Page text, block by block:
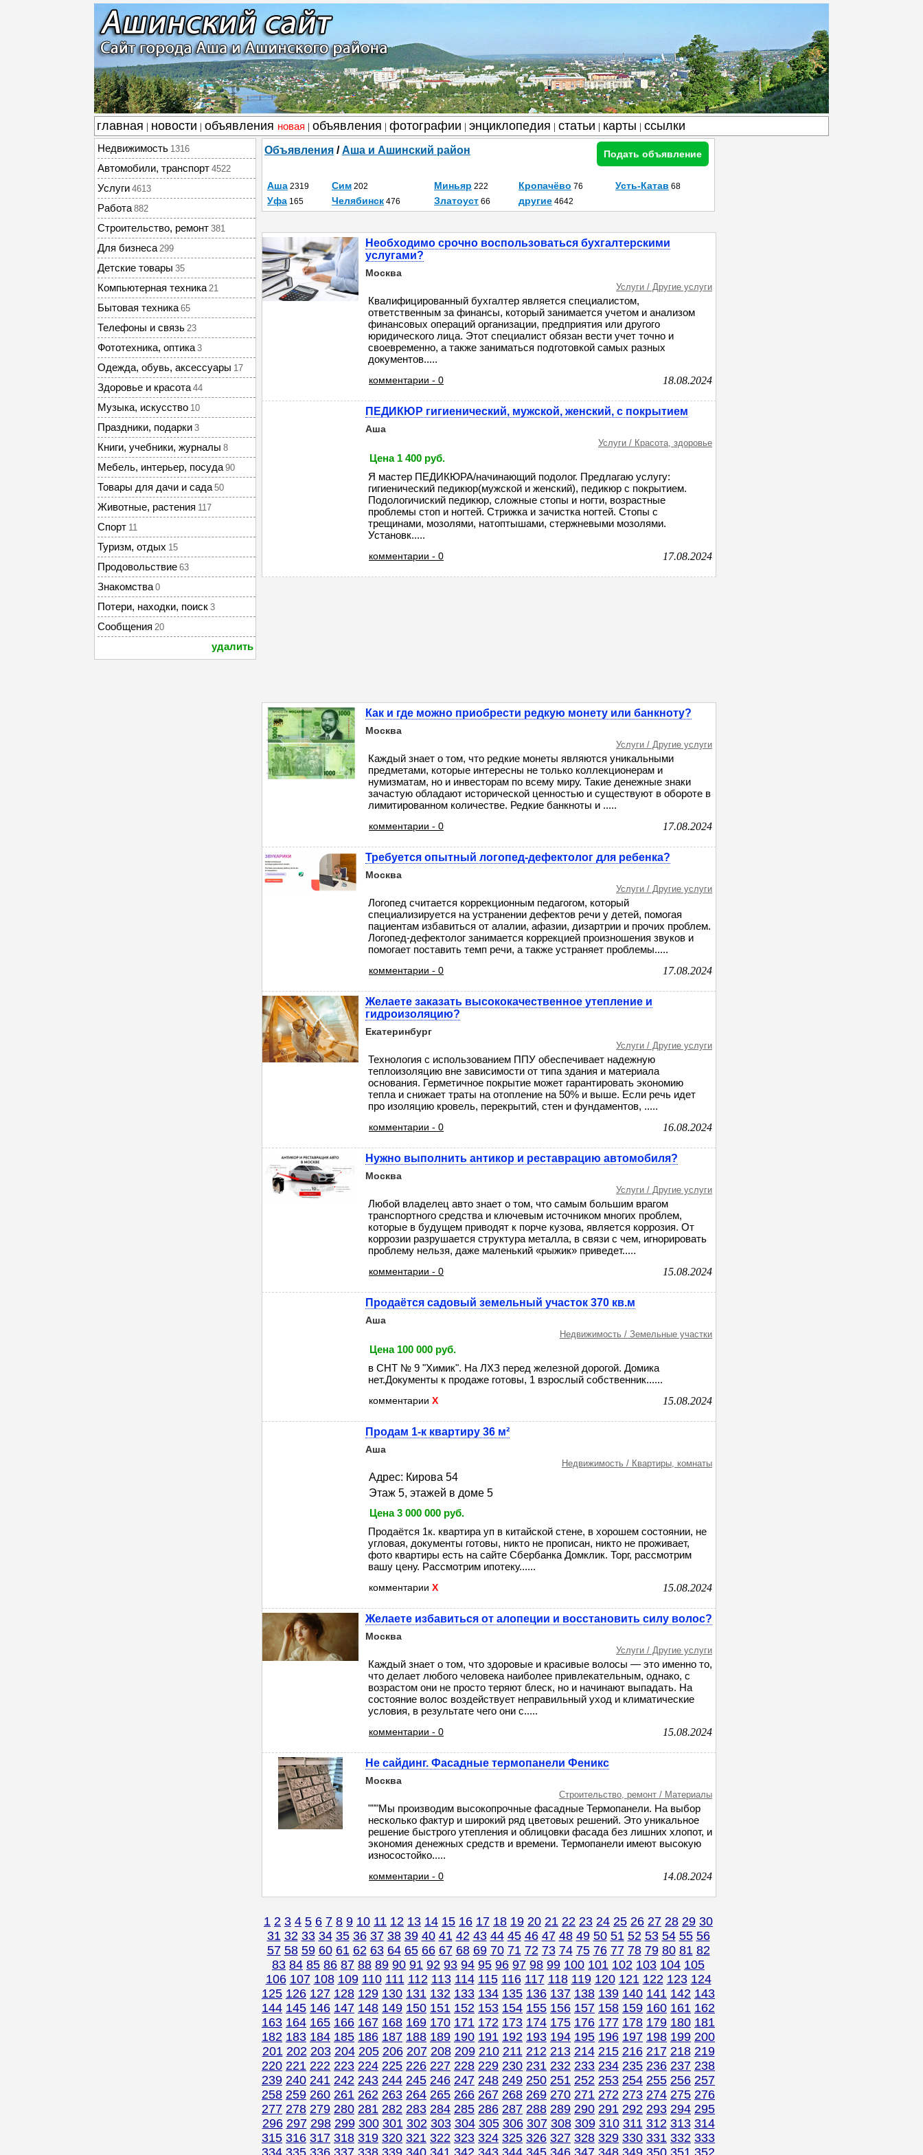
главная новости объявления новая объявления фотографии энциклопедия статьи карты ссылки
Недвижимость 1316
Автомобили, транспорт 4522
Услуги 4613
Работа 882
Строительство, ремонт 381
Для бизнеса 299
Детские товары 35
Компьютерная техника 21
Бытовая техника 65
Телефоны и связь 23
Фототехника, оптика 3
Одежда, обувь, аксессуары 17
Здоровье и красота 44
Музыка, искусство 10
Праздники, подарки 3
Книги, учебники, журналы 8
Мебель, интерьер, посуда 90
Товары для дачи и сада 50
Животные, растения 117
Спорт 11
Туризм, отдых 15
Продовольствие 63
Знакомства 0
Потери, находки, поиск 3
Сообщения 20
удалить
Объявления /Аша и Ашинский район Подать объявление
Аша 2319 Сим 202 Миньяр 222 Кропачёво 76 Усть-Катав 68
Уфа 165 Челябинск 476 Златоуст 66 другие 4642
Необходимо срочно воспользоваться бухгалтерскими
услугами?
Москва
Услуги / Другие услуги
Квалифицированный бухгалтер является специалистом,
ответственным за финансы, который занимается учетом и анализом
финансовых операций организации, предприятия или другого
юридического лица. Этот специалист обязан вести учет точно и
своевременно, а также заниматься подготовкой самых разных
документов.....
комментарии - 0 18.08.2024
ПЕДИКЮР гигиенический, мужской, женский, с покрытием
Аша
Услуги / Красота, здоровье
Цена 1 400 руб.
Я мастер ПЕДИКЮРА/начинающий подолог. Предлагаю услугу:
гигиенический педикюр(мужской и женский), педикюр с покрытием.
Подологичиский педикюр, сложные стопы и ногти, возрастные
проблемы стоп и ногтей. Стрижка и зачистка ногтей. Стопы с
трещинами, мозолями, натоптышами, стержневыми мозолями.
Установк.....
комментарии - 0 17.08.2024
Как и где можно приобрести редкую монету или банкноту?
Москва
Услуги / Другие услуги
Каждый знает о том, что редкие монеты являются уникальными
предметами, которые интересны не только коллекционерам и
нумизматам, но и инвесторам по всему миру. Такие денежные знаки
зачастую обладают исторической ценностью и существуют в обороте в
лимитированном количестве. Редкие банкноты и .....
комментарии - 0 17.08.2024
Требуется опытный логопед-дефектолог для ребенка?
Москва
Услуги / Другие услуги
Логопед считается коррекционным педагогом, который
специализируется на устранении дефектов речи у детей, помогая
пациентам избавиться от алалии, афазии, дизартрии и прочих проблем.
Логопед-дефектолог занимается коррекцией произношения звуков и
помогает поставить темп речи, а также устраняет проблемы.....
комментарии - 0 17.08.2024
Желаете заказать высококачественное утепление и
гидроизоляцию?
Екатеринбург
Услуги / Другие услуги
Технология с использованием ППУ обеспечивает надежную
теплоизоляцию вне зависимости от типа здания и материала
основания. Герметичное покрытие может гарантировать экономию
тепла и снижает траты на отопление на 50% и выше. Если речь идет
про изоляцию кровель, перекрытий, стен и фундаментов, .....
комментарии - 0 16.08.2024
Нужно выполнить антикор и реставрацию автомобиля?
Москва
Услуги / Другие услуги
Любой владелец авто знает о том, что самым большим врагом
транспортного средства и ключевым источником многих проблем,
которые в будущем приводят к порче кузова, является коррозия. От
коррозии разрушается структура металла, в связи с чем, игнорировать
проблему нельзя, даже маленький «рыжик» приведет.....
комментарии - 0 15.08.2024
Продаётся садовый земельный участок 370 кв.м
Аша
Недвижимость / Земельные участки
Цена 100 000 руб.
в СНТ № 9 "Химик". На ЛХЗ перед железной дорогой. Домика
нет.Документы к продаже готовы, 1 взрослый собственник......
комментарии X 15.08.2024
Продам 1-к квартиру 36 м²
Аша
Недвижимость / Квартиры, комнаты
Адрес: Кирова 54
Этаж 5, этажей в доме 5
Цена 3 000 000 руб.
Продаётся 1к. квартира уп в китайской стене, в хорошем состоянии, не
угловая, документы готовы, никто не прописан, никто не проживает,
фото квартиры есть на сайте Сбербанка Домклик. Торг, рассмотрим
вашу цену. Рассмотрим ипотеку......
комментарии X 15.08.2024
Желаете избавиться от алопеции и восстановить силу волос?
Москва
Услуги / Другие услуги
Каждый знает о том, что здоровые и красивые волосы — это именно то,
что делает любого человека наиболее привлекательным, однако, с
возрастом они не просто теряют блеск, но и начинают выпадать. На
состояние волос воздействует неправильный уход и климатические
условия, в результате чего они с.....
комментарии - 0 15.08.2024
Не сайдинг. Фасадные термопанели Феникс
Москва
Строительство, ремонт / Материалы
"""Мы производим высокопрочные фасадные Термопанели. На выбор
несколько фактур и широкий ряд цветовых решений. Это уникальное
решение быстрого утепления и облицовки фасада без лишних хлопот, и
экономия денежных средств и времени. Термопанели имеют высокую
износостойко.....
комментарии - 0 14.08.2024
1 2 3 4 5 6 7 8 9 10 11 12 13 14 15 16 17 18 19 20 21 22 23 24 25 26 27 28 29 30
31 32 33 34 35 36 37 38 39 40 41 42 43 44 45 46 47 48 49 50 51 52 53 54 55 56
57 58 59 60 61 62 63 64 65 66 67 68 69 70 71 72 73 74 75 76 77 78 79 80 81 82
83 84 85 86 87 88 89 90 91 92 93 94 95 96 97 98 99 100 101 102 103 104 105
106 107 108 109 110 111 112 113 114 115 116 117 118 119 120 121 122 123 124
125 126 127 128 129 130 131 132 133 134 135 136 137 138 139 140 141 142 143
144 145 146 147 148 149 150 151 152 153 154 155 156 157 158 159 160 161 162
163 164 165 166 167 168 169 170 171 172 173 174 175 176 177 178 179 180 181
182 183 184 185 186 187 188 189 190 191 192 193 194 195 196 197 198 199 200
201 202 203 204 205 206 207 208 209 210 211 212 213 214 215 216 217 218 219
220 221 222 223 224 225 226 227 228 229 230 231 232 233 234 235 236 237 238
239 240 241 242 243 244 245 246 247 248 249 250 251 252 253 254 255 256 257
258 259 260 261 262 263 264 265 266 267 268 269 270 271 272 273 274 275 276
277 278 279 280 281 282 283 284 285 286 287 288 289 290 291 292 293 294 295
296 297 298 299 300 301 302 303 304 305 306 307 308 309 310 311 312 313 314
315 316 317 318 319 320 321 322 323 324 325 326 327 328 329 330 331 332 333
334 335 336 337 338 339 340 341 342 343 344 345 346 347 348 349 350 351 352